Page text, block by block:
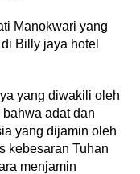
Manokwari yang
Billy jaya hotel
yang diwakili oleh
adat dan
yang dijamin oleh
kebesaran Tuhan
menjamin